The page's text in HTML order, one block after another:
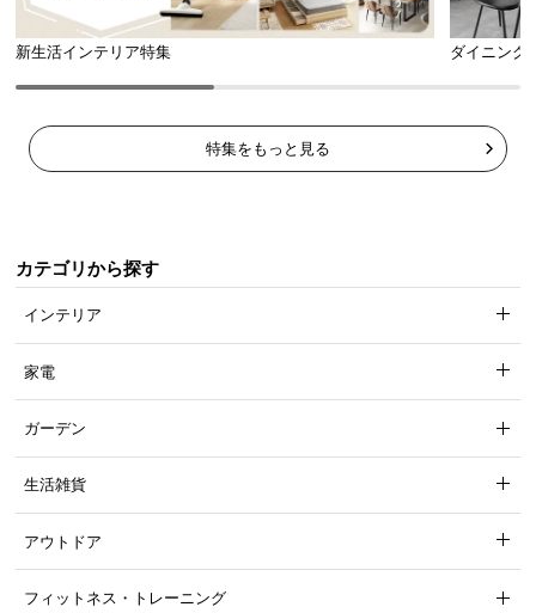
新生活インテリア特集 ダイニング
特集をもっと見る
カテゴリから探す
インテリア
家電
ガーデン
生活雑貨
アウトドア
フィットネス・トレーニング